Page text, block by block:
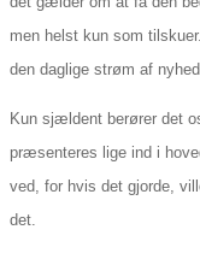
men helst kun som
den daglige strøm af
Kun sjældent berører det
præsenteres lige ind i
ved, for hvis det gjorde,
det.